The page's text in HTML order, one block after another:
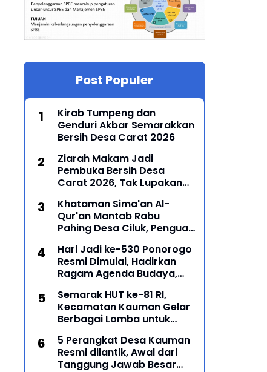
Post Populer
Kirab Tumpeng dan
Genduri Akbar Semarakkan
Bersih Desa Carat 2026
Ziarah Makam Jadi
Pembuka Bersih Desa
Carat 2026, Tak Lupakan
Khataman Sima'an Al-
Qur'an Mantab Rabu
Pahing Desa Ciluk, Penguat
Umat di Kecamatan
Kauman
Hari Jadi ke-530 Ponorogo
Resmi Dimulai, Hadirkan
Ragam Agenda Budaya,
Semarak HUT ke-81 RI,
Kecamatan Kauman Gelar
Berbagai Lomba untuk
Masyarakat
5 Perangkat Desa Kauman
Resmi dilantik, Awal dari
Tanggung Jawab Besar